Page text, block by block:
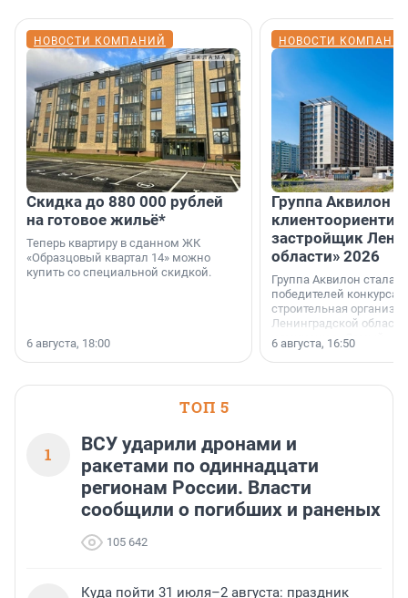
НОВОСТИ КОМПАНИЙ
Скидка до 880 000 рублей
на готовое жильё*
Теперь квартиру в сданном ЖК
«Образцовый квартал 14» можно
купить со специальной скидкой.
6 августа, 18:00
НОВОСТИ
Группа Аквилон
застройщик
области» 2026
Группа Аквилон стала
победителей конкурса
строительная
Ленинградской области
номинации «Самый
застройщик
области».
6 августа, 16:50
ТОП 5
1
ВСУ ударили дронами и
ракетами по одиннадцати
регионам России. Власти
сообщили о погибших и раненых
105 642
Куда пойти 31 июля–2 августа: праздник